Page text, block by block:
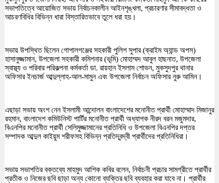
সভাপতিত্বে আয়োজিত সভায় নির্বাচনকালীন আইনশৃঙ্খলা, প্রচারণার সীমাবদ্ধতা ও
আচরণবিধির বিভিন্ন ধারা বিস্তারিতভাবে তুলে ধরা হয়।
সভায় উপস্থিত ছিলেন গোপালগঞ্জের সহকারী পুলিশ সুপার (ক্রাইম অ্যান্ড অপস)
হাসানুজ্জামান, উপজেলা সহকারী কমিশনার (ভূমি) মোহাম্মদ আবুল হাছনাত, উপজেলা
স্বাস্থ্য ও পরিবার পরিকল্পনা কর্মকর্তা ডা. রায়হান ইসলাম শোভন, মুকসুদপুর থানার
অফিসার ইনচার্জ আব্দুল্লাহ-আল-মামুন এবং উপজেলা নির্বাচন অফিসার নুরু আমিন।
এছাড়া সভায় অংশ নেন ইসলামী আন্দোলন বাংলাদেশের মনোনীত প্রার্থী মোহাম্মাদ মিজানুর
রহমান, বাংলাদেশ কমিউনিস্ট পার্টির মনোনীত প্রার্থী অধ্যাপক নীরদ বরন মজুমদার,
বিএনপির মনোনীত প্রার্থী সেলিমুজ্জামানের প্রতিনিধি ও উপজেলা বিএনপির দপ্তর
সম্পাদক আব্দুল কাইয়ুম শরীফসহ বিভিন্ন প্রতিদ্বন্দ্বী প্রার্থীদের প্রতিনিধিরা।
সভায় সভাপতির বক্তব্যে মাহমুদ আশিক কবির বলেন, নির্বাচনী প্রচার সামগ্রীতে প্রার্থীর
প্রতীক ও নিজের ছবি ছাড়া অন্য কোনো ব্যক্তির ছবি ব্যবহার করা যাবে না। প্রার্থীর